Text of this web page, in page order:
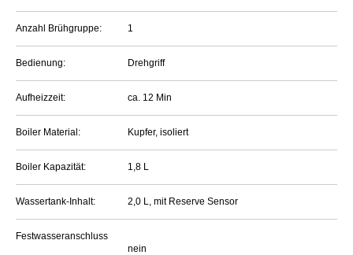
Anzahl Brühgruppe: 1
Bedienung: Drehgriff
Aufheizzeit: ca. 12 Min
Boiler Material: Kupfer, isoliert
Boiler Kapazität: 1,8 L
Wassertank-Inhalt: 2,0 L, mit Reserve Sensor
Festwasseranschluss
nein